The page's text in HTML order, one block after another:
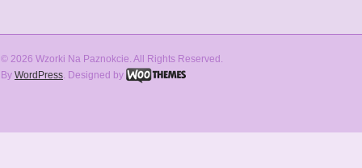
© 2026 Wzorki Na Paznokcie. All Rights Reserved.
By WordPress. Designed by